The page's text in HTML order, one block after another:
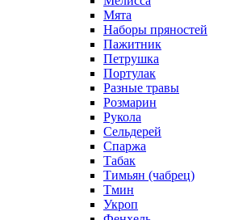
Мята
Наборы пряностей
Пажитник
Петрушка
Портулак
Разные травы
Розмарин
Рукола
Сельдерей
Спаржа
Табак
Тимьян (чабрец)
Тмин
Укроп